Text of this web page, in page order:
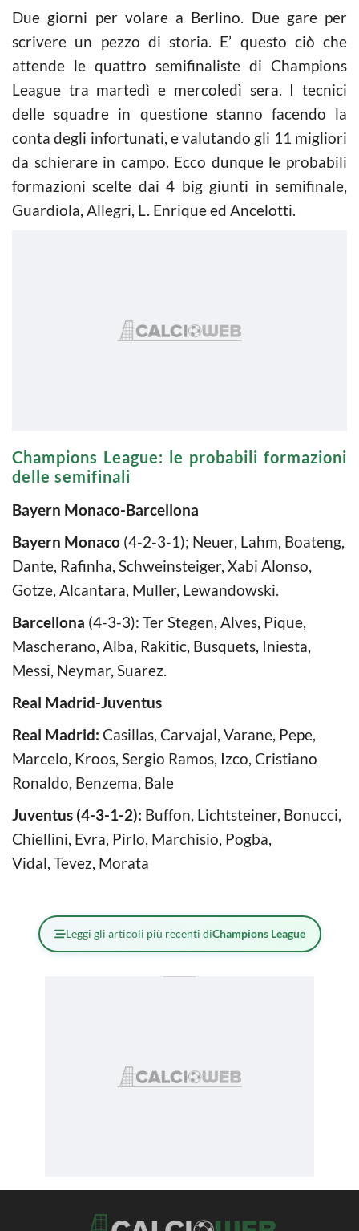
Due giorni per volare a Berlino. Due gare per
scrivere un pezzo di storia. E’ questo ciò che
attende le quattro semifinaliste di Champions
League tra martedì e mercoledì sera. I tecnici
delle squadre in questione stanno facendo la
conta degli infortunati, e valutando gli 11 migliori
da schierare in campo. Ecco dunque le probabili
formazioni scelte dai 4 big giunti in semifinale,
Guardiola, Allegri, L. Enrique ed Ancelotti.
Champions League: le probabili formazioni
delle semifinali
Bayern Monaco-Barcellona
Bayern Monaco (4-2-3-1); Neuer, Lahm, Boateng,
Dante, Rafinha, Schweinsteiger, Xabi Alonso,
Gotze, Alcantara, Muller, Lewandowski.
Barcellona (4-3-3): Ter Stegen, Alves, Pique,
Mascherano, Alba, Rakitic, Busquets, Iniesta,
Messi, Neymar, Suarez.
Real Madrid-Juventus
Real Madrid: Casillas, Carvajal, Varane, Pepe,
Marcelo, Kroos, Sergio Ramos, Izco, Cristiano
Ronaldo, Benzema, Bale
Juventus (4-3-1-2): Buffon, Lichtsteiner, Bonucci,
Chiellini, Evra, Pirlo, Marchisio, Pogba,
Vidal, Tevez, Morata
Leggi gli articoli più recenti diChampions League